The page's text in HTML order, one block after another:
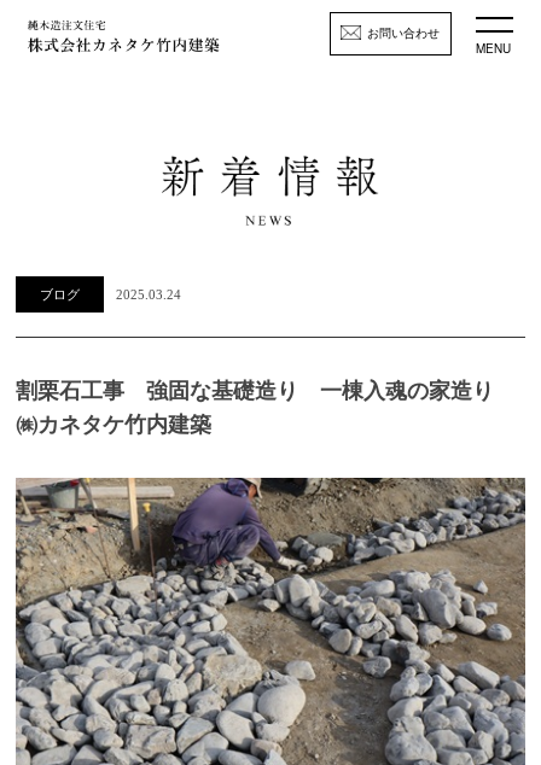
お問い合わせ
MENU
ブログ 2025.03.24
割栗石工事 強固な基礎造り 一棟入魂の家造り
㈱カネタケ竹内建築